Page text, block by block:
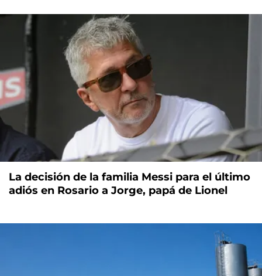
La decisión de la familia Messi para el último
adiós en Rosario a Jorge, papá de Lionel